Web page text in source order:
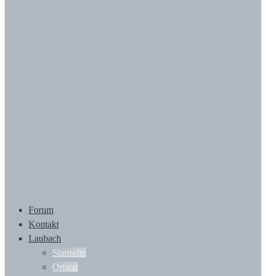
Forum
Kontakt
Laubach
Startseite
Ortsrat